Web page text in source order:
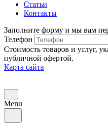
Статьи
Контакты
Заполните форму и мы вам
Телефон
Стоимость товаров и услуг,
публичной офертой.
Карта сайта
Menu